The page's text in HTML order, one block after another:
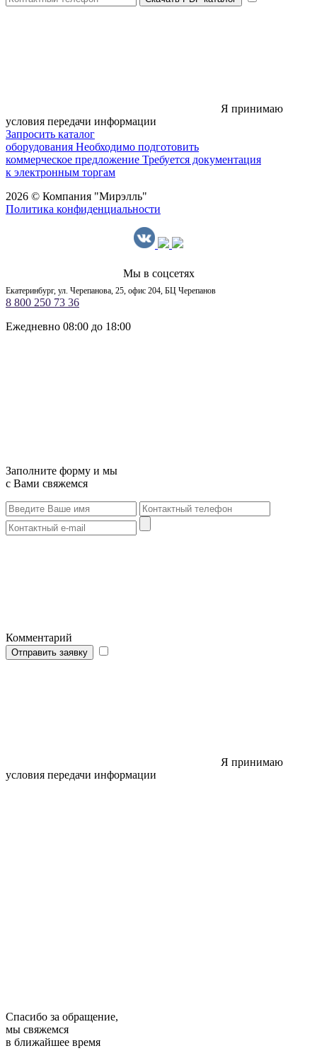
Я принимаю
условия передачи информации
Запросить каталог
оборудования Необходимо подготовить
коммерческое предложение Требуется документация
к электронным торгам
2026 © Компания "Мирэлль"
Политика конфиденциальности
Мы в соцсетях
Екатеринбург, ул. Черепанова, 25, офис 204, БЦ Черепанов
8 800 250 73 36
Ежедневно 08:00 до 18:00
Заполните форму и мы
с Вами свяжемся
Комментарий
Отправить заявку
Я принимаю
условия передачи информации
Спасибо за обращение,
мы свяжемся
в ближайшее время